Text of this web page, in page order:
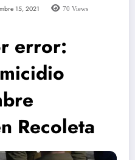
15, 2021 70 Views
error:
Recoleta